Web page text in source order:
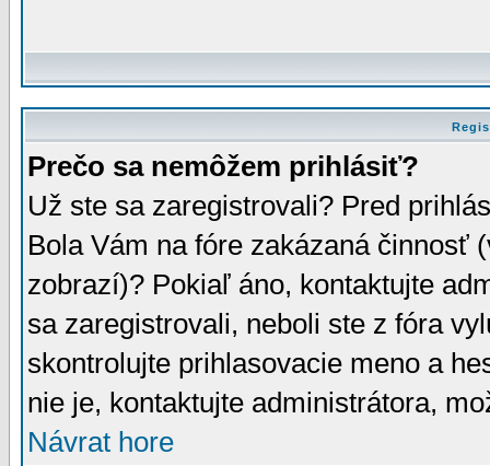
Prečo sa nemôžem prihlásiť?
Už ste sa zaregistrovali? Pred
Bola Vám na fóre zakázaná činnosť
zobrazí)? Pokiaľ áno, kontaktujte
sa zaregistrovali, neboli ste z fóra
skontrolujte prihlasovacie meno a
nie je, kontaktujte administrátora,
Návrat hore